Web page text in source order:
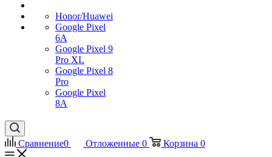
Honor/Huawei
Google Pixel
6A
Google Pixel 9
Pro XL
Google Pixel 8
Pro
Google Pixel
8A
Сравнение0 Отложенные 0 Корзина 0